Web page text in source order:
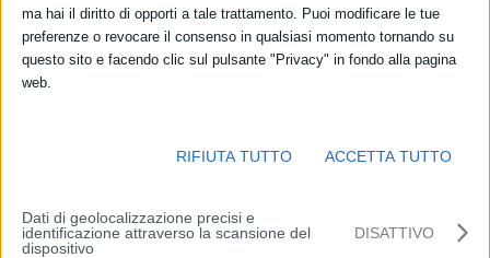
ma hai il diritto di opporti a tale trattamento. Puoi modificare le tue
preferenze o revocare il consenso in qualsiasi momento tornando su
questo sito e facendo clic sul pulsante "Privacy" in fondo alla pagina
web.
RIFIUTA TUTTO ACCETTA TUTTO
Dati di geolocalizzazione precisi e
identificazione attraverso la scansione del
dispositivo
DISATTIVO
Cielo sereno o poco nuvoloso per l’intera giornata con gelate
diffuse notturne e mattutine. Temperature minime in flessione;
lungo la costa avremo valori fra -1 e -3°C, sul resto della pianura
ma con moto ondoso in attenuazione.